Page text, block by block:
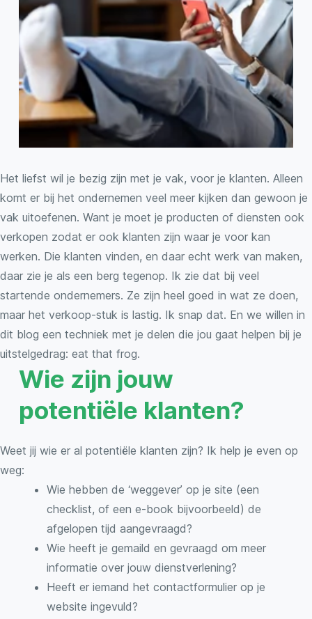
k
e
Het liefst wil je bezig zijn met je vak, voor je klanten. Alleen
komt er bij het ondernemen veel meer kijken dan gewoon je
vak uitoefenen. Want je moet je producten of diensten ook
verkopen zodat er ook klanten zijn waar je voor kan
werken. Die klanten vinden, en daar echt werk van maken,
daar zie je als een berg tegenop. Ik zie dat bij veel
startende ondernemers. Ze zijn heel goed in wat ze doen,
maar het verkoop-stuk is lastig. Ik snap dat. En we willen in
dit blog een techniek met je delen die jou gaat helpen bij je
uitstelgedrag: eat that frog.
Wie zijn jouw
potentiële klanten?
Weet jij wie er al potentiële klanten zijn? Ik help je even op
weg:
Wie hebben de ‘weggever’ op je site (een
checklist, of een e-book bijvoorbeeld) de
afgelopen tijd aangevraagd?
Wie heeft je gemaild en gevraagd om meer
informatie over jouw dienstverlening?
Heeft er iemand het contactformulier op je
website ingevuld?